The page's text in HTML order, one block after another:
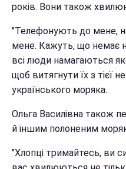
років. Вони також
"Телефонують до мене,
мене. Кажуть, що немає
всі люди намагаються
щоб витягнути їх з тієї
українського моряка.
Ольга Василівна також
й іншим полоненим
"Хлопці тримайтесь, ви